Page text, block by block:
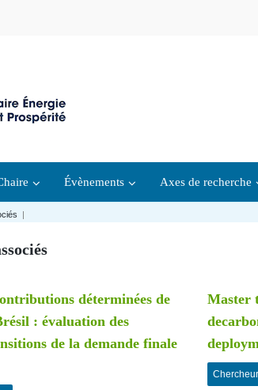
Évènements Axes de recherche
|
déterminées de
: évaluation des
de la demande finale
Master